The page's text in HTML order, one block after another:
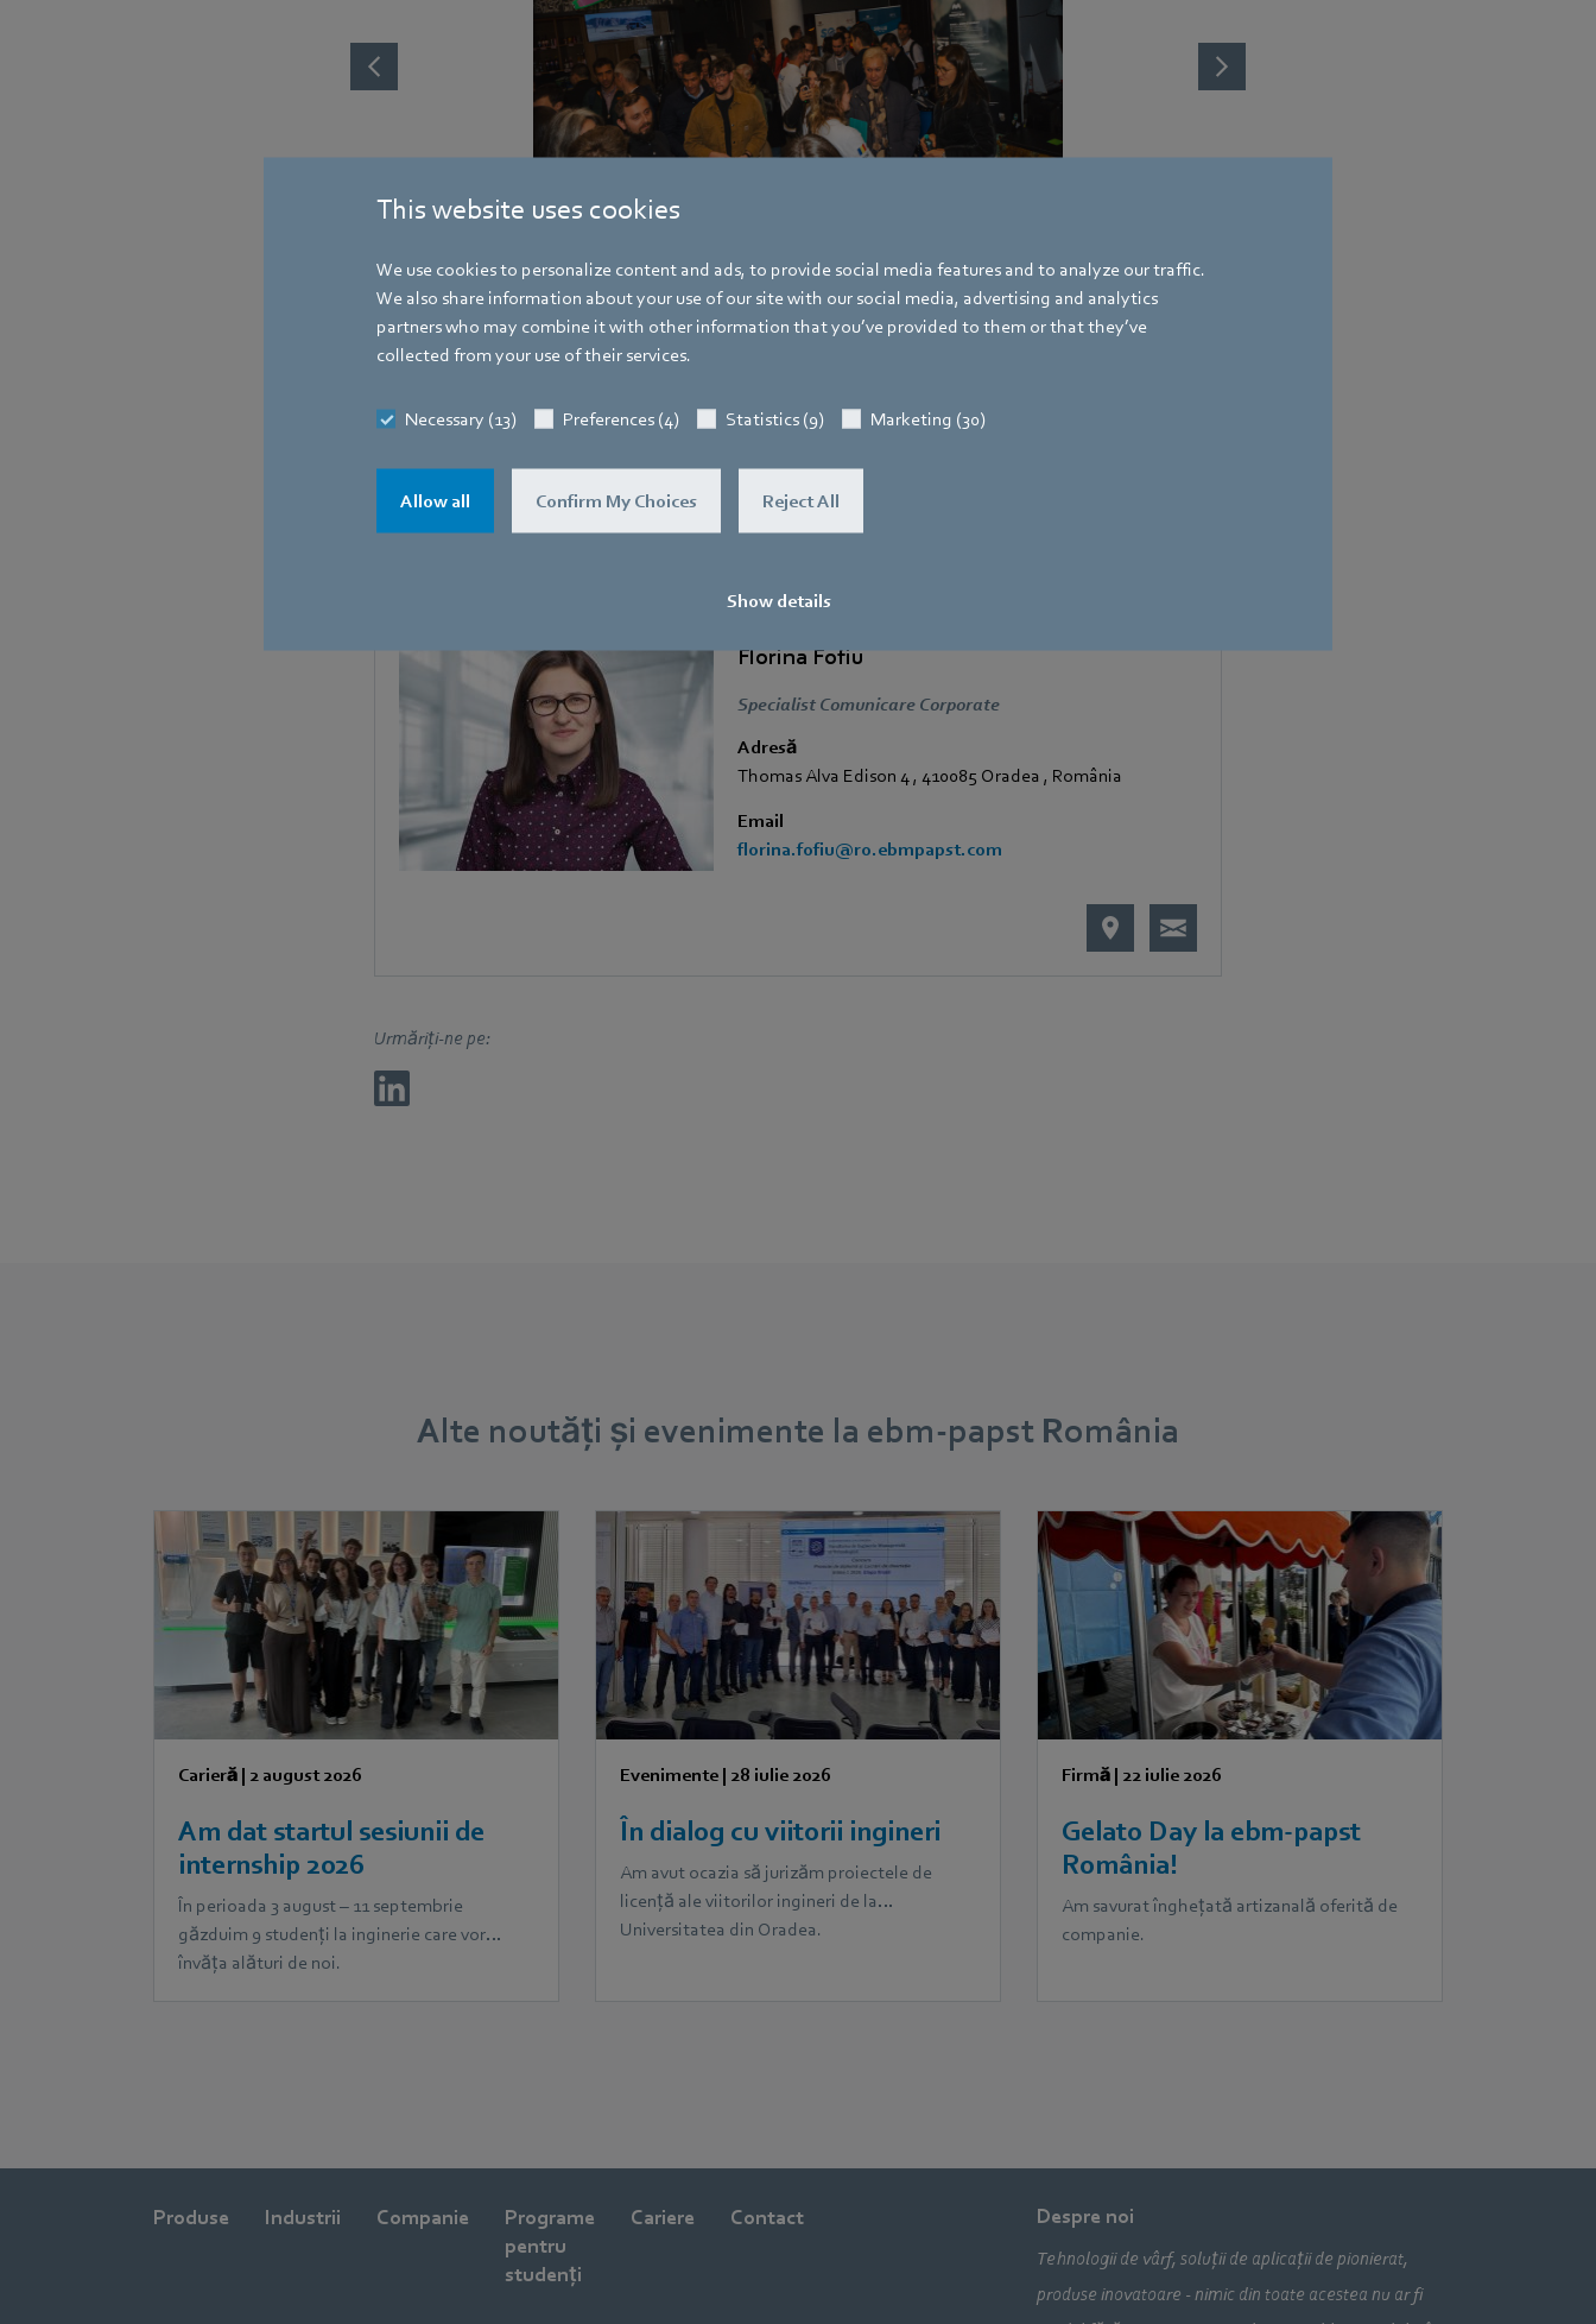
This website uses cookies
We use cookies to personalize content and ads, to provide social media features and to analyze our traffic.
We also share information about your use of our site with our social media, advertising and analytics
partners who may combine it with other information that you’ve provided to them or that they’ve
collected from your use of their services.
Necessary (13) Preferences (4) Statistics (9) Marketing (30)
Allow all Confirm My Choices Reject All
Show details
Evenimentul Hyperion
încurajează pe noi să continuăm să investim în generația viitoare de ingineri. Ne bucurăm să susținem
proiecte care promovează inovația, energia solară și sustenabilitatea.
Felicitări, echipei Solis pentru că au dus România până la capătul lumii!
Florina Fofiu
Specialist Comunicare Corporate
Adresă
Thomas Alva Edison 4, 410085 Oradea , România
Email
florina.fofiu@ro.ebmpapst.com
Urmăriți-ne pe:
Alte noutăți și evenimente la ebm-papst România
Carieră | 2 august 2026
Am dat startul sesiunii de
internship 2026
În perioada 3 august – 11 septembrie
găzduim 9 studenți la inginerie care vor
învăța alături de noi.
Evenimente | 28 iulie 2026
În dialog cu viitorii ingineri
Am avut ocazia să jurizăm proiectele de
licență ale viitorilor ingineri de la
Universitatea din Oradea.
Firmă| 22 iulie 2026
Gelato Day la ebm‑papst
România!
Am savurat înghețată artizanală oferită de
companie.
Produse Industrii Companie
Programe
pentru
studenți
Cariere Contact Despre noi
Tehnologii de vârf, soluții de aplicații de pionierat,
produse inovatoare - nimic din toate acestea nu ar fi